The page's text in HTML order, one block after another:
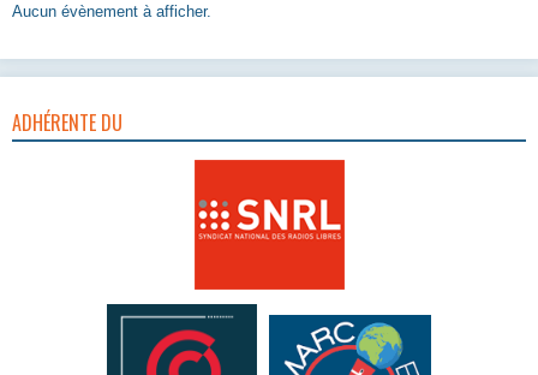
Aucun évènement à afficher.
ADHÉRENTE DU